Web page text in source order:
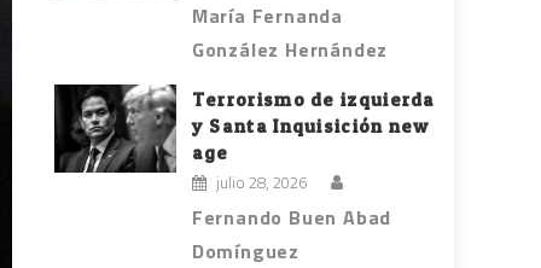
María Fernanda
González Hernández
Terrorismo de izquierda
y Santa Inquisición new
age
julio 28, 2026
Fernando Buen Abad
Domínguez